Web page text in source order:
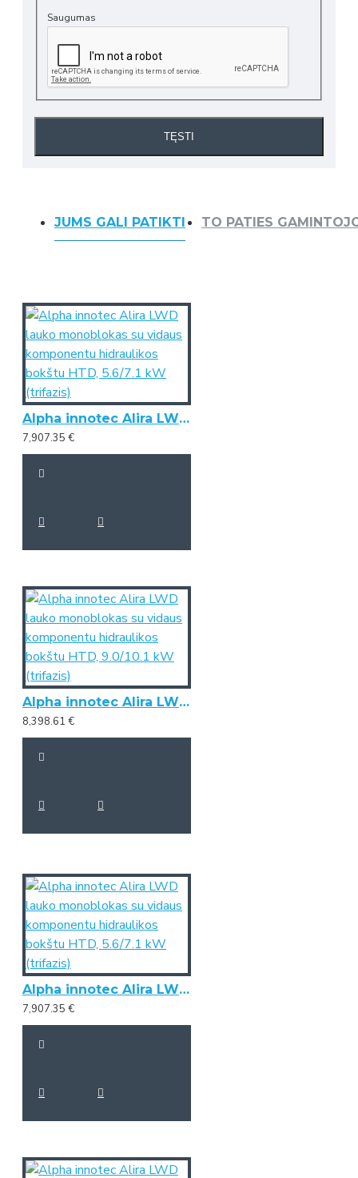
Saugumas
TĘSTI
JUMS GALI PATIKTI TO PATIES
Alpha innotec Alira LWD lauko monoblokas su vidaus komponentu hidraulikos bokštu HTD, 5.6/7.1 kW (trifazis)
7,907.35 €
Alpha innotec Alira LWD lauko monoblokas su vidaus komponentu hidraulikos bokštu HTD, 9.0/10.1 kW (trifazis)
8,398.61 €
Alpha innotec Alira LWD lauko monoblokas su vidaus komponentu hidraulikos bokštu HTD, 5.6/7.1 kW (trifazis)
7,907.35 €